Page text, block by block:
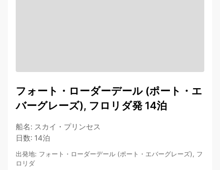
フォート・ローダーデール (ポート・エ
バーグレーズ), フロリダ発 14泊
船名: スカイ・プリンセス
日数: 14泊
出発地: フォート・ローダーデール (ポート・エバーグレーズ), フ
ロリダ